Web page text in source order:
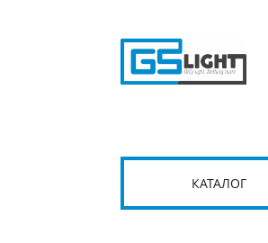
КАТАЛОГ